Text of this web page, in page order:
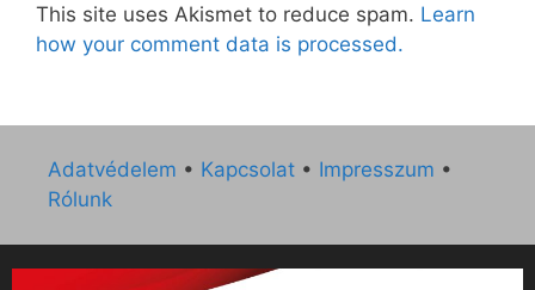
This site uses Akismet to reduce spam. Learn
how your comment data is processed.
Adatvédelem • Kapcsolat • Impresszum •
Rólunk